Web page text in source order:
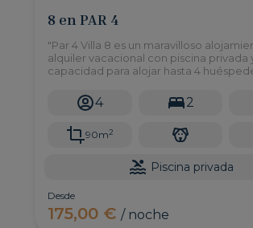
8 en PAR 4
"Par 4 Villa 8 es un maravilloso
alquiler vacacional con piscina privada
capacidad para alojar hasta 4
complejo ""PAR4"" en Salobre Golf
recinto único y privado rodeado de
4 2
90m2
Piscina privada
Desde
175,00 €/ noche